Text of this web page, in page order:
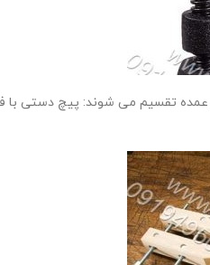
عمده تقسیم می شوند: پیچ دستی